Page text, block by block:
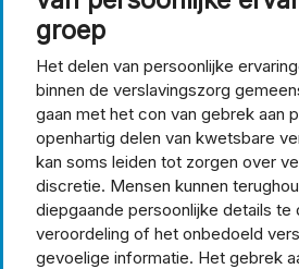
groep
Het delen van persoonlijke
binnen de verslavingszorg
gaan met het con van gebrek aan
openhartig delen van kwetsbare
kan soms leiden tot zorgen over
discretie. Mensen kunnen
diepgaande persoonlijke details te
veroordeling of het onbedoeld
gevoelige informatie. Het gebrek